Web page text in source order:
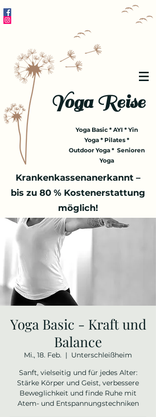
Yoga Reise
Yoga Basic * AYI * Yin
Yoga * Pilates *
Outdoor Yoga * Senioren
Yoga
Krankenkassenanerkannt –
bis zu 80 % Kostenerstattung
möglich!
Yoga Basic - Kraft und
Balance
Mi., 18. Feb.
  |
Unterschleißheim
Sanft, vielseitig und für jedes Alter:
Stärke Körper und Geist, verbessere
Beweglichkeit und finde Ruhe mit
Atem- und Entspannungstechniken